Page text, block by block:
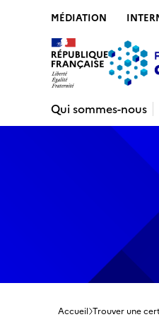
MÉDIATION
Qui sommes-nous
Accueil Trouver une